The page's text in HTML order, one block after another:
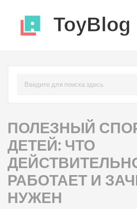
ПОЛЕЗНЫЙ
ДЕТЕЙ: ЧТО
РАБОТАЕТ И
НУЖЕН